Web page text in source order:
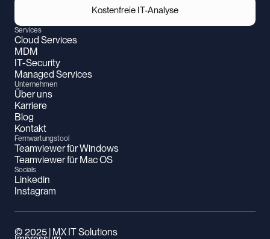
Kostenfreie IT-Analyse
Services
Cloud Services
MDM
IT-Security
Managed Services
Unternehmen
Über uns
Karriere
Blog
Kontakt
Fernwartungstool
Teamviewer für Windows
Teamviewer für Mac OS
Socials
Linkedin
Instagram
© 2025 | MX IT Solutions